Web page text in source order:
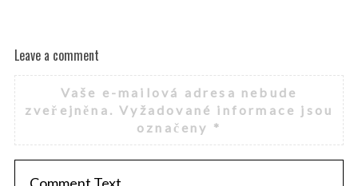
Leave a comment
Vaše e-mailová adresa nebude
zveřejněna.
Vyžadované informace jsou
označeny *
r
c
h
f